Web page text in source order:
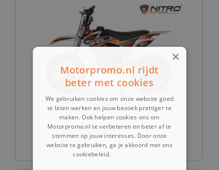
vanaf599,-
×
Motorpromo.nl rijdt
beter met cookies
We gebruiken cookies om onze website goed
te laten werken en jouw bezoek prettiger te
maken. Ook helpen cookies ons om
Motorpromo.nl te verbeteren en beter af te
stemmen op jouw interesses. Door onze
website te gebruiken, ga je akkoord met ons
cookiebeleid.